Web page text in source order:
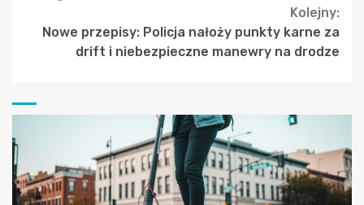
Kolejny:
Nowe przepisy: Policja nałoży punkty karne za
drift i niebezpieczne manewry na drodze